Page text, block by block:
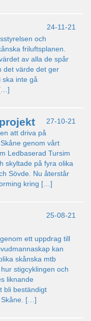
24-11-21
och
friluftsplanen.
av alla de spår
det värde det ger
ska inte gå
27-10-21
att driva på
genom vårt
Ledbaserad Tursim
skyltade på fyra olika
Sövde. Nu återstår
kring […]
25-08-21
ett uppdrag till
kan
skånska mtb
stigcyklingen och
liknande
bli beständigt
Skåne. […]